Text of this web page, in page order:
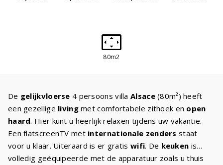
80m2
De gelijkvloerse 4 persoons villaAlsace(80m²) heeft
een gezellige livingmet comfortabele zithoek en open
haard. Hier kunt u heerlijk relaxen tijdens uw vakantie.
Een flatscreenTV met internationale zenders staat
voor u klaar. Uiteraard is er gratis wifi. De keuken is
volledig geëquipeerde met de apparatuur zoals u thuis